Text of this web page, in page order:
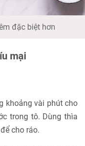
đặc biệt hơn
mại
khoảng vài phút cho
trong tô. Dùng thìa
cho ráo.